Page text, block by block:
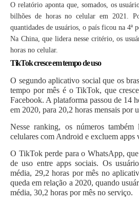
O relatório aponta que, somados, os
bilhões de horas no celular em 2021
.
quantidades de usuários, o país ficou na 4ª
Na China, que lidera nesse critério, os
horas no celular.
TikTok cresce em tempo de uso
O segundo aplicativo social que os
tempo por mês é o TikTok, que
Facebook. A plataforma passou de 14
em 2020, para 20,2 horas mensais por
Nesse ranking, os números também
celulares com Android e excluem apps
O TikTok perde para o WhatsApp,
de uso entre apps sociais. Os
média, 29,2 horas por mês no
queda em relação a 2020, quando
média, 30,2 horas por mês no serviço.